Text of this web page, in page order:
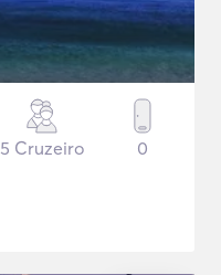
5 Cruzeiro 0